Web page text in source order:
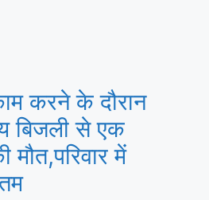
करने के दौरान
बिजली से एक
मौत,परिवार में